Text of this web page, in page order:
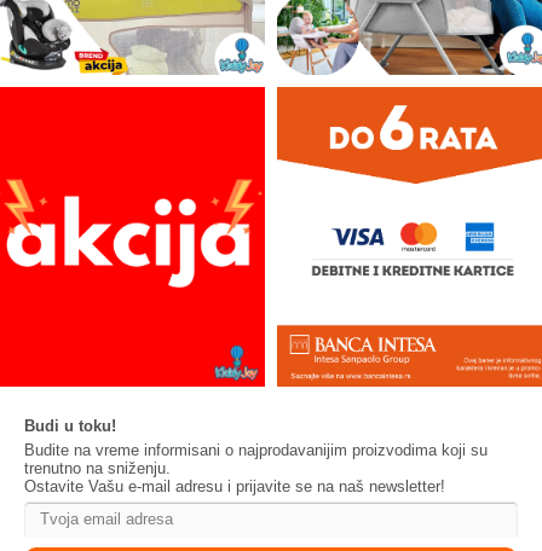
Budi u toku!
Budite na vreme informisani o najprodavanijim proizvodima koji su
trenutno na sniženju.
Ostavite Vašu e-mail adresu i prijavite se na naš newsletter!